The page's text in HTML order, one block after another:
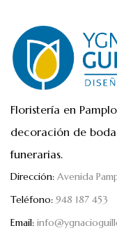
Floristería en
decoración de
funerarias.
Dirección: Avenida
Teléfono: 948 187 453
Email: